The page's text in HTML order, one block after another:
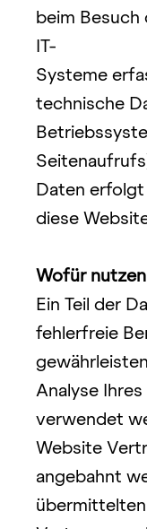
beim Besuch
IT-
Systeme
technische
Seitenaufrufs
Daten
diese
Wofür
Ein Teil der
fehlerfreie
Analyse
verwendet
Website
angebahnt